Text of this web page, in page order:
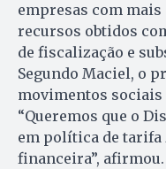
empresas com
recursos obtidos
de fiscalização e
Segundo Maciel, o
movimentos sociais
“Queremos que o
em política de tarifa
financeira”, afirmou.